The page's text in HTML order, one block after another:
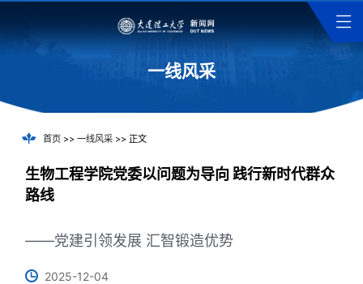
一线风采
首页>> 一线风采>> 正文
生物工程学院党委以问题为导向 践行新时代群众
路线
——党建引领发展 汇智锻造优势
2025-12-04